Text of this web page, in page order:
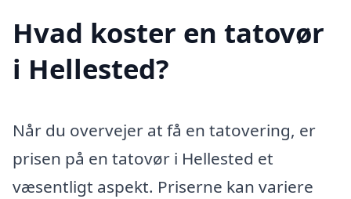
Hvad koster en tatovør
i Hellested?
Når du overvejer at få en tatovering, er
prisen på en tatovør i Hellested et
væsentligt aspekt. Priserne kan variere